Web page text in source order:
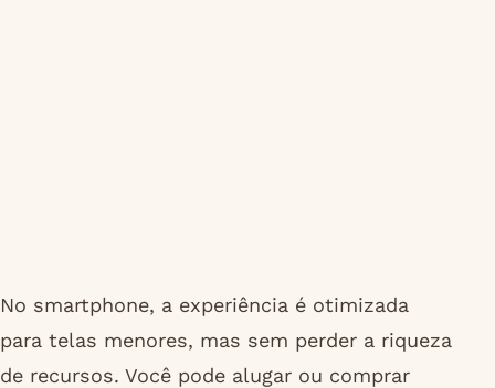
No smartphone, a experiência é otimizada
para telas menores, mas sem perder a riqueza
de recursos. Você pode alugar ou comprar